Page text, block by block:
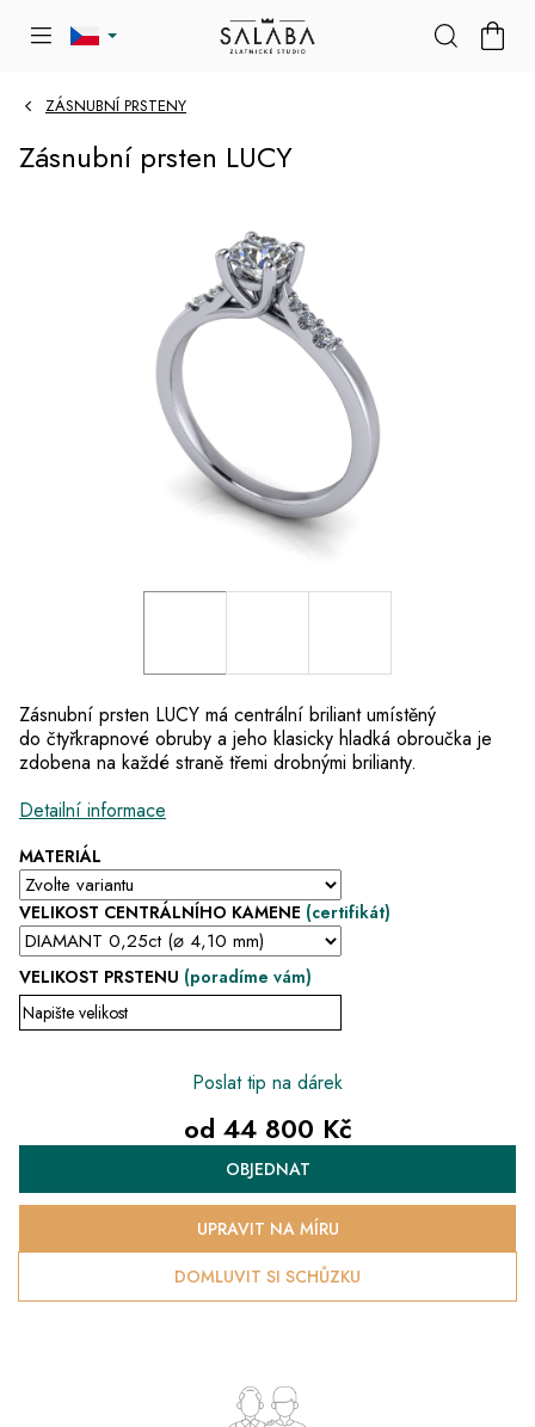
ZÁSNUBNÍ PRSTENY
Zásnubní prsten LUCY
MATERIÁL
VELIKOST CENTRÁLNÍHO KAMENE (certifikát)
VELIKOST PRSTENU (poradíme vám)
Zásnubní prsten LUCY má centrální briliant umístěný
do čtyřkrapnové obruby a jeho klasicky hladká obroučka je
zdobena na každé straně třemi drobnými brilianty.
Detailní informace
Poslat tip na dárek
od 44 800 Kč
Měrná
cena:
OBJEDNAT
DOMLUVIT SI SCHŮZKU
UPRAVIT NA MÍRU